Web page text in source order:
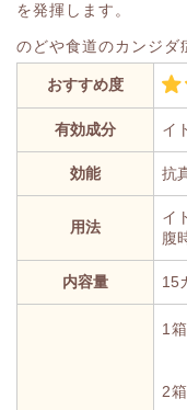
を発揮します。
のどや食道のカンジダ
おすすめ度
有効成分 イ
効能 抗
用法
イ
腹
内容量 15
1
2